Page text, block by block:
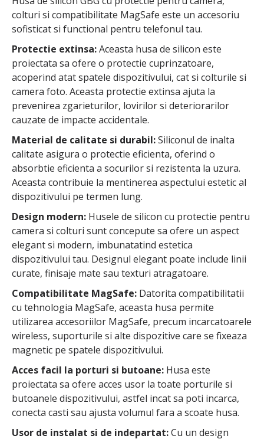
colturi si compatibilitate MagSafe este un accesoriu
sofisticat si functional pentru telefonul tau.
Protectie extinsa:Aceasta husa de silicon este
proiectata sa ofere o protectie cuprinzatoare,
acoperind atat spatele dispozitivului, cat si colturile si
camera foto. Aceasta protectie extinsa ajuta la
prevenirea zgarieturilor, lovirilor si deteriorarilor
cauzate de impacte accidentale.
Material de calitate si durabil:Siliconul de inalta
calitate asigura o protectie eficienta, oferind o
absorbtie eficienta a socurilor si rezistenta la uzura.
Aceasta contribuie la mentinerea aspectului estetic al
dispozitivului pe termen lung.
Design modern: Husele de silicon cu protectie pentru
camera si colturi sunt concepute sa ofere un aspect
elegant si modern, imbunatatind estetica
dispozitivului tau. Designul elegant poate include linii
curate, finisaje mate sau texturi atragatoare.
Compatibilitate MagSafe: Datorita compatibilitatii
cu tehnologia MagSafe, aceasta husa permite
utilizarea accesoriilor MagSafe, precum incarcatoarele
wireless, suporturile si alte dispozitive care se fixeaza
magnetic pe spatele dispozitivului.
Acces facil la porturi si butoane: Husa este
proiectata sa ofere acces usor la toate porturile si
butoanele dispozitivului, astfel incat sa poti incarca,
conecta casti sau ajusta volumul fara a scoate husa.
Usor de instalat si de indepartat:Cu un design